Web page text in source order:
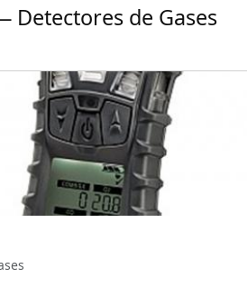
Detectores de Gases